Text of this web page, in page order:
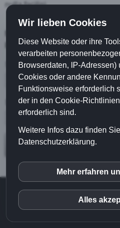
nulla facilisi.
PDF herunter!
Name
E-Mail
PDF
Home
© 2019
Schubert Werbeagentur
Wir lieben Cookies
Diese Website oder ihre
verarbeiten
Browserdaten, IP-Adressen)
Cookies oder andere
Funktionsweise erforderlich
der in den Cookie-
erforderlich sind.
Weitere Infos dazu finden
Datenschutzerklärung.
inCMS
Mehr erfahren
Alles